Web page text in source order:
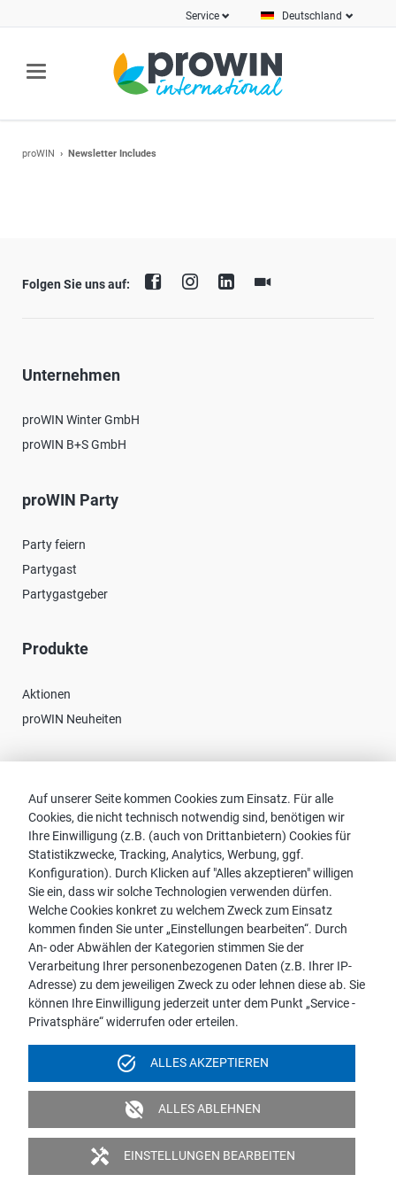
Deutschland
Service
proWIN Newsletter Includes
Auf unserer Seite kommen Cookies zum Einsatz. Für alle
Cookies, die nicht technisch notwendig sind, benötigen wir
Ihre Einwilligung (z.B. (auch von Drittanbietern) Cookies für
Statistikzwecke, Tracking, Analytics, Werbung, ggf.
Konfiguration). Durch Klicken auf "Alles akzeptieren" willigen
Sie ein, dass wir solche Technologien verwenden dürfen.
Welche Cookies konkret zu welchem Zweck zum Einsatz
kommen finden Sie unter „Einstellungen bearbeiten“. Durch
An- oder Abwählen der Kategorien stimmen Sie der
Verarbeitung Ihrer personenbezogenen Daten (z.B. Ihrer IP-
Adresse) zu dem jeweiligen Zweck zu oder lehnen diese ab. Sie
können Ihre Einwilligung jederzeit unter dem Punkt „Service -
Privatsphäre“ widerrufen oder erteilen.
task_alt ALLES AKZEPTIEREN
unpublished ALLES ABLEHNEN
handyman EINSTELLUNGEN BEARBEITEN
Folgen Sie uns auf:
Unternehmen
proWIN Winter GmbH
proWIN B+S GmbH
proWIN Party
Party feiern
Partygast
Partygastgeber
Produkte
Aktionen
proWIN Neuheiten
Vertriebspartnersuche
Kontakt zu proWIN
Service-FAQ
Hinweis:
Aus Gründen der leichteren Lesbarkeit wird die männliche
Sprachform bei personenbezogenen Substantiven und
Pronomen verwendet. Dies impliziert jedoch keine
Benachteiligung, sondern soll im Sinne der sprachlichen
Vereinfachung als geschlechtsneutral zu verstehen sein.
Politik & Verpflichtungserklärung
© 2026 proWIN international